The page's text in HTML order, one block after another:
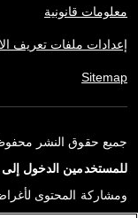
معلومات قانونية
إعدادات ملفات تعريف
Sitemap
جميع حقوق النشر
للمستخدمين الدخول إلى
ومشاركة المحتوى